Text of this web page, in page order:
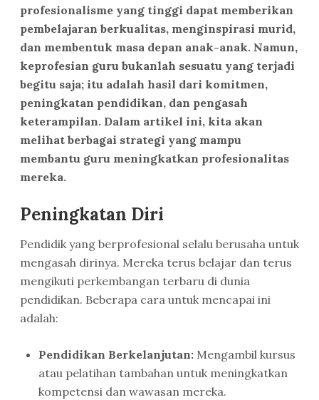
profesionalisme yang tinggi dapat memberikan
pembelajaran berkualitas, menginspirasi murid,
dan membentuk masa depan anak-anak. Namun,
keprofesian guru bukanlah sesuatu yang terjadi
begitu saja; itu adalah hasil dari komitmen,
peningkatan pendidikan, dan pengasah
keterampilan. Dalam artikel ini, kita akan
melihat berbagai strategi yang mampu
membantu guru meningkatkan profesionalitas
mereka.
Peningkatan Diri
Pendidik yang berprofesional selalu berusaha untuk
mengasah dirinya. Mereka terus belajar dan terus
mengikuti perkembangan terbaru di dunia
pendidikan. Beberapa cara untuk mencapai ini
adalah:
Pendidikan Berkelanjutan: Mengambil kursus
atau pelatihan tambahan untuk meningkatkan
kompetensi dan wawasan mereka.